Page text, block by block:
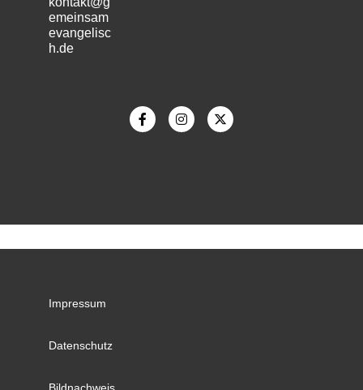
emeinsam
evangelisc
h.de
Impressum
Datenschutz